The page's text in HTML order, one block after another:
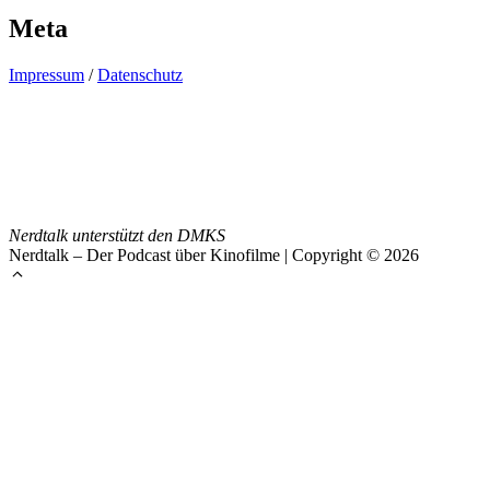
Meta
Impressum /Datenschutz
Nerdtalk unterstützt den DMKS
Nerdtalk – Der Podcast über Kinofilme | Copyright © 2026